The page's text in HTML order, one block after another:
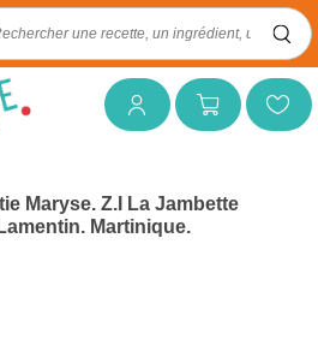
Mon compteMon panierMes favoris
:
Maryse. Z.I La Jambette
Martinique.